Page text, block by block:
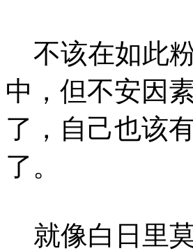
不该在如此
中，但不安因
了，自己也该
了。
就像白日里